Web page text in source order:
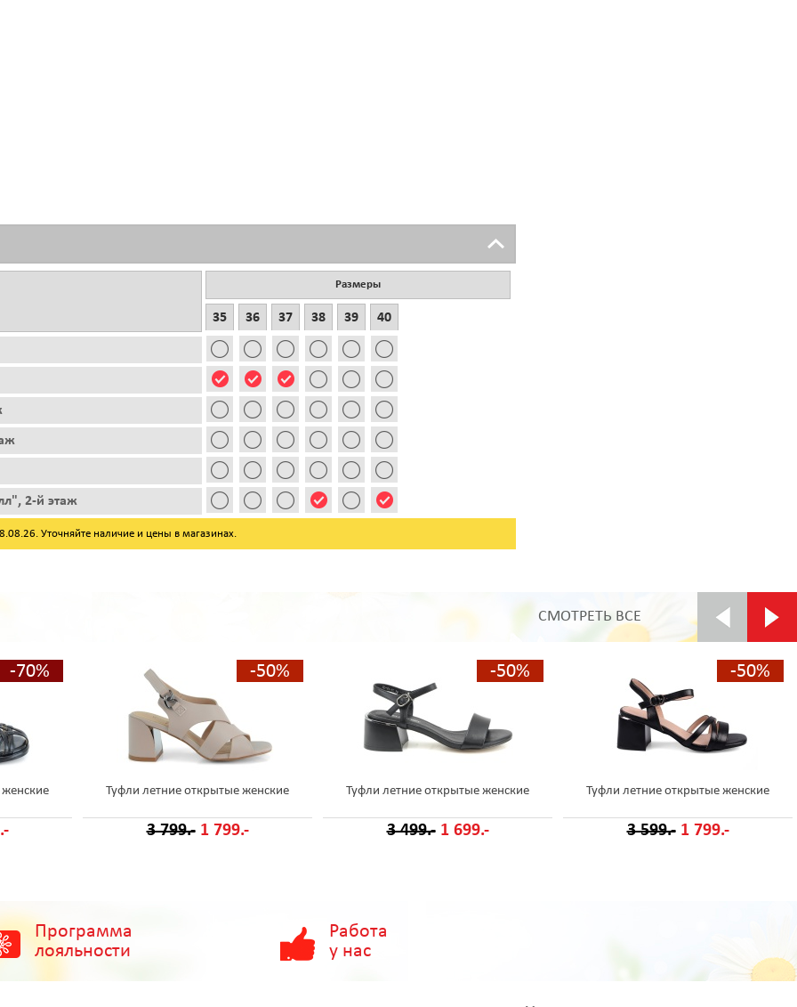
2-й этаж
Размеры
35 36 37 38 39 40
Уточняйте наличие и цены в магазинах.
СМОТРЕТЬ ВСЕ
-70% -50%
Туфли летние открытые женские
3 799.- 1 799.-
-50%
Туфли летние открытые женские
3 499.- 1 699.-
-50%
Туфли летние открытые женские
3 599.- 1 799.-
Программа
лояльности
Работа
у нас